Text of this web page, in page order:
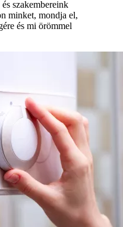
szakembereink
minket, mondja el,
és mi örömmel